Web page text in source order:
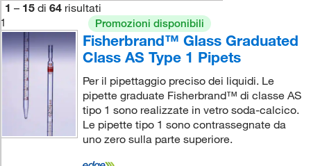
1 – 15 di 64 risultati
1
Promozioni disponibili
Fisherbrand™ Glass Graduated
Class AS Type 1 Pipets
Per il pipettaggio preciso dei liquidi. Le
pipette graduate Fisherbrand™ di classe AS
tipo 1 sono realizzate in vetro soda-calcico.
Le pipette tipo 1 sono contrassegnate da
uno zero sulla parte superiore.